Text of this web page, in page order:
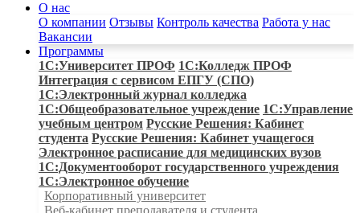
О нас
О компании Отзывы Контроль качества Работа у нас
Вакансии
Программы
1С:Университет ПРОФ 1С:Колледж ПРОФ
Интеграция с сервисом ЕПГУ (СПО)
1С:Электронный журнал колледжа
1С:Общеобразовательное учреждение 1C:Управление
учебным центром Русские Решения: Кабинет
студента Русские Решения: Кабинет учащегося
Электронное расписание для медицинских вузов
1С:Документооборот государственного учреждения
1С:Электронное обучение
Корпоративный университет
Веб-кабинет преподавателя и студента